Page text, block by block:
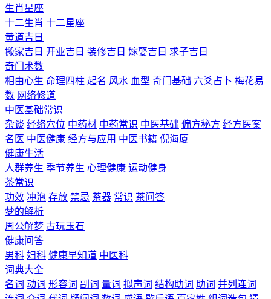
生肖星座
十二生肖 十二星座
黄道吉日
搬家吉日 开业吉日 装修吉日 嫁娶吉日 求子吉日
奇门术数
相由心生 命理四柱 起名 风水 血型 奇门基础 六爻占卜 梅花易
数 网络修道
中医基础常识
杂谈 经络穴位 中药材 中药常识 中医基础 偏方秘方 经方医案
名医 中医健康 经方与应用 中医书籍 倪海厦
健康生活
人群养生 季节养生 心理健康 运动健身
茶常识
功效 冲泡 存放 禁忌 茶器 常识 茶问答
梦的解析
周公解梦 古玩玉石
健康问答
男科 妇科 健康早知道 中医科
词典大全
名词 动词 形容词 副词 量词 拟声词 结构助词 助词 并列连词